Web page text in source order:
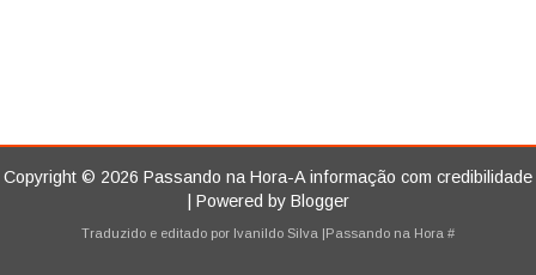
Copyright © 2026 Passando na Hora-A informação com credibilidade
| Powered by Blogger
Traduzido e editado por Ivanildo Silva |Passando na Hora #